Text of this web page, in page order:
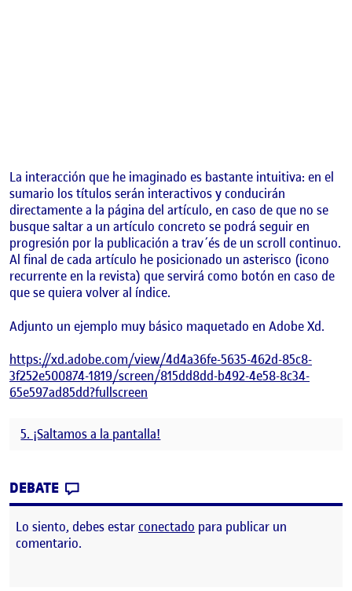
La interacción que he imaginado es bastante intuitiva: en el
sumario los títulos serán interactivos y conducirán
directamente a la página del artículo, en caso de que no se
busque saltar a un artículo concreto se podrá seguir en
progresión por la publicación a trav´és de un scroll continuo.
Al final de cada artículo he posicionado un asterisco (icono
recurrente en la revista) que servirá como botón en caso de
que se quiera volver al índice.
Adjunto un ejemplo muy básico maquetado en Adobe Xd.
https://xd.adobe.com/view/4d4a36fe-5635-462d-85c8-
3f252e500874-1819/screen/815dd8dd-b492-4e58-8c34-
65e597ad85dd?fullscreen
5. ¡Saltamos a la pantalla!
DEBATE
Lo siento, debes estarconectado para publicar un
comentario.